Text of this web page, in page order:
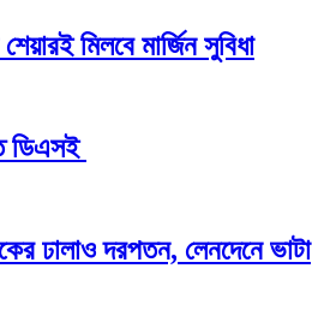
মিলবে মার্জিন সুবিধা
ডিএসই
ঢালাও দরপতন, লেনদেনে ভাটা